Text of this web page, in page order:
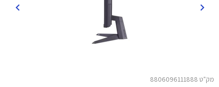
מק"ט 8806096111888